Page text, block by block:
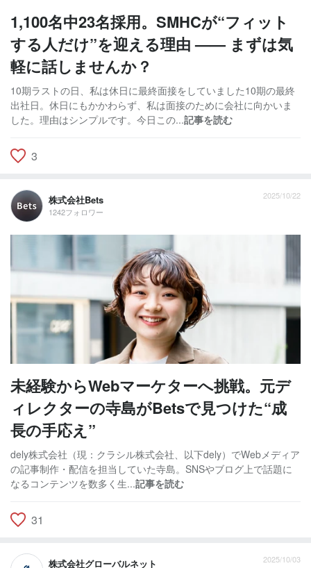
1,100名中23名採用。SMHCが“フィット
する人だけ”を迎える理由 —— まずは気
軽に話しませんか？
10期ラストの日、私は休日に最終面接をしていました10期の最終
出社日。休日にもかかわらず、私は面接のために会社に向かいま
した。理由はシンプルです。今日この...記事を読む
3
株式会社Bets
1242フォロワー
2025/10/22
未経験からWebマーケターへ挑戦。元デ
ィレクターの寺島がBetsで見つけた“成
長の手応え”
dely株式会社（現：クラシル株式会社、以下dely）でWebメディア
の記事制作・配信を担当していた寺島。SNSやブログ上で話題に
なるコンテンツを数多く生...記事を読む
31
株式会社グローバルネット 2025/10/03